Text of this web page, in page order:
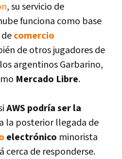
, su servicio de
funciona como base
comercio
de otros jugadores de
argentinos Garbarino,
Mercado Libre.
AWS podrí­a ser la
la posterior llegada de
electrónico minorista
cerca de responderse.